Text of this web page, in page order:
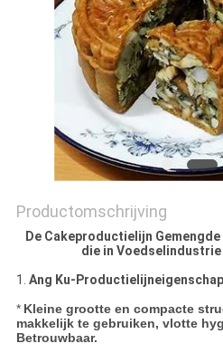
PRIVACY
POLICY
Productomschrijving
De Cakeproductielijn
die in
1. Ang Ku-
* Kleine grootte en compacte
makkelijk te gebruiken, vlotte
Betrouwbaar.